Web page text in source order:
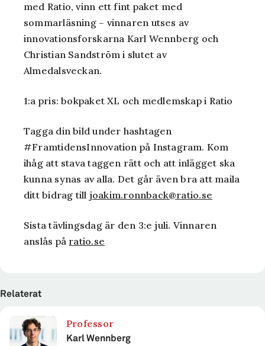
med Ratio, vinn ett fint paket med
sommarläsning – vinnaren utses av
innovationsforskarna Karl Wennberg och
Christian Sandström i slutet av
Almedalsveckan.
1:a pris: bokpaket XL och medlemskap i Ratio
Tagga din bild under hashtagen
#FramtidensInnovation på Instagram. Kom
ihåg att stava taggen rätt och att inlägget ska
kunna synas av alla. Det går även bra att maila
ditt bidrag till joakim.ronnback@ratio.se
Sista tävlingsdag är den 3:e juli. Vinnaren
anslås på ratio.se
Relaterat
Professor
Karl Wennberg